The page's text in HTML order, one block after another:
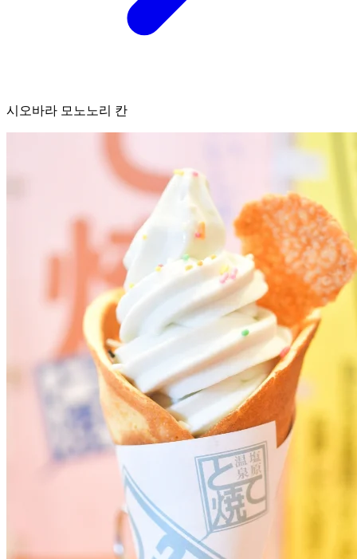
시오바라 모노노리 칸